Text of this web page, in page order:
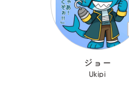
ジョー
Ukipi